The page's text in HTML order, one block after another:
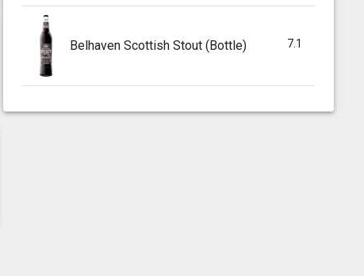
Belhaven Scottish Stout (Bottle) 7.1